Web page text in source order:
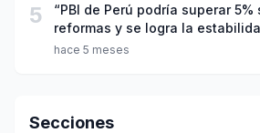
5
“PBI de Perú podría superar
reformas y se logra la
hace 5 meses
Secciones